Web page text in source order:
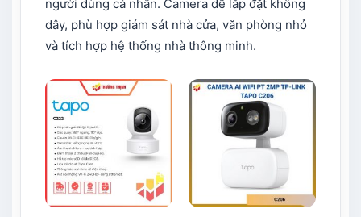
người dùng cá nhân. Camera dễ lắp đặt không
dây, phù hợp giám sát nhà cửa, văn phòng nhỏ
và tích hợp hệ thống nhà thông minh.